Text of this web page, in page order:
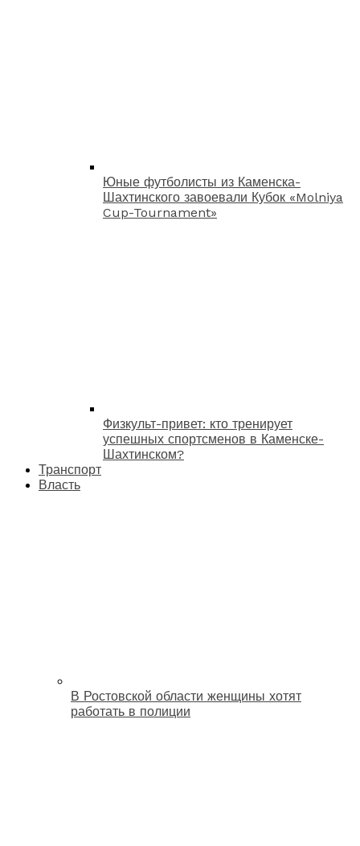
Юные футболисты из Каменска-
Шахтинского завоевали Кубок «Molniya
Cup-Tournament»
Физкульт-привет: кто тренирует
успешных спортсменов в Каменске-
Шахтинском?
Транспорт
Власть
В Ростовской области женщины хотят
работать в полиции